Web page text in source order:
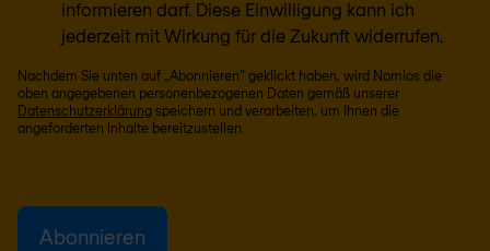
informieren darf. Diese Einwilligung kann ich
jederzeit mit Wirkung für die Zukunft widerrufen.
Nachdem Sie unten auf „Abonnieren“ geklickt haben, wird Nomios die
oben angegebenen personenbezogenen Daten gemäß unserer
Datenschutzerklärung speichern und verarbeiten, um Ihnen die
angeforderten Inhalte bereitzustellen.